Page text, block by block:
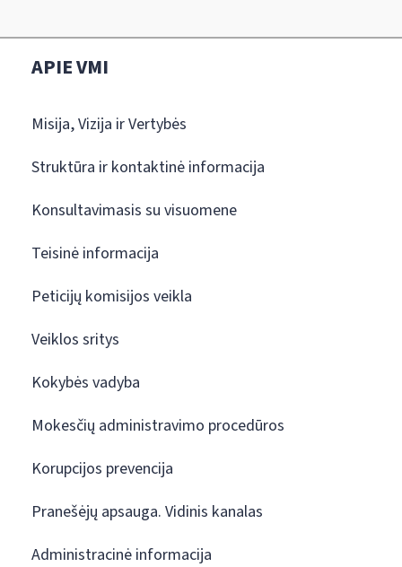
APIE VMI
Misija, Vizija ir Vertybės
Struktūra ir kontaktinė informacija
Konsultavimasis su visuomene
Teisinė informacija
Peticijų komisijos veikla
Veiklos sritys
Kokybės vadyba
Mokesčių administravimo procedūros
Korupcijos prevencija
Pranešėjų apsauga. Vidinis kanalas
Administracinė informacija